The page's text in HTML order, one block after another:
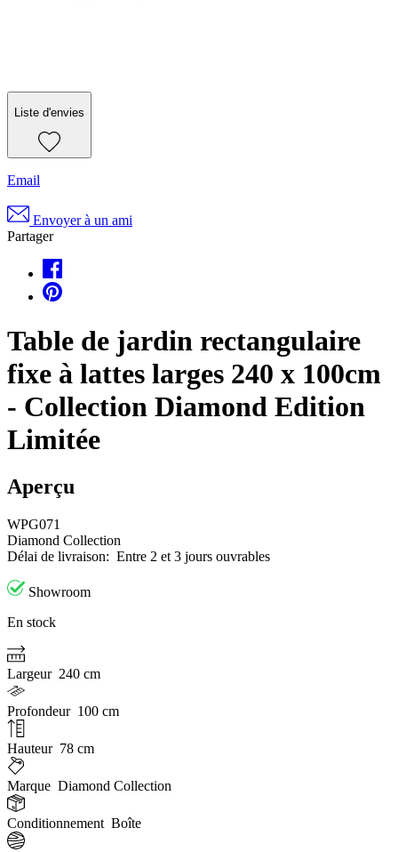
Liste d'envies
Email
Envoyer à un ami
Partager
Table de jardin rectangulaire
fixe à lattes larges 240 x 100cm
- Collection Diamond Edition
Limitée
Aperçu
WPG071
Diamond Collection
Délai de livraison: Entre 2 et 3 jours ouvrables
Showroom
En stock
Largeur 240 cm
Profondeur 100 cm
Hauteur 78 cm
Marque Diamond Collection
Conditionnement Boîte